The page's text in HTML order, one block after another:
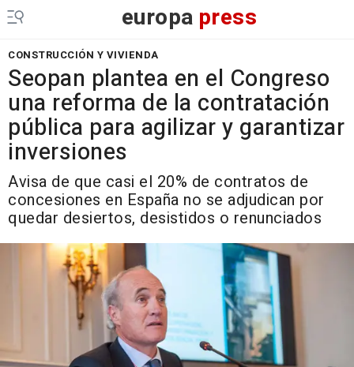
europa press
CONSTRUCCIÓN Y VIVIENDA
Seopan plantea en el Congreso
una reforma de la contratación
pública para agilizar y garantizar
inversiones
Avisa de que casi el 20% de contratos de
concesiones en España no se adjudican por
quedar desiertos, desistidos o renunciados